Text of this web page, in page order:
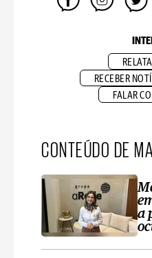
RECEBER
FALAR
CONTEÚDO DE
a